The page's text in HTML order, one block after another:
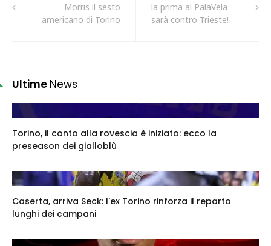
Morris il sesto
americano di Torino
la prima al PalaVela
sarà contro Trieste!
Ultime News
Torino, il conto alla rovescia è iniziato: ecco la
preseason dei gialloblù
Caserta, arriva Seck: l'ex Torino rinforza il reparto
lunghi dei campani